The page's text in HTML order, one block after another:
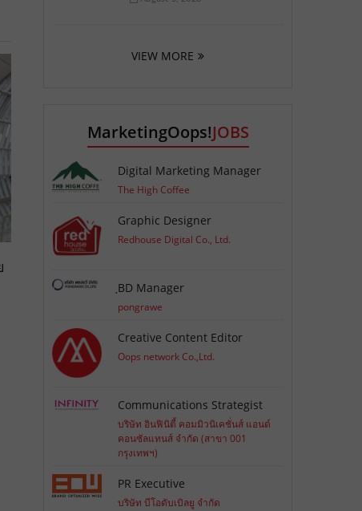
VIEW MORE
MarketingOops!JOBS
Digital Marketing Manager
The High Coffee
Graphic Designer
Redhouse Digital Co., Ltd.
ฺBD Manager
pongrawe
Creative Content Editor
Oops network Co.,Ltd.
Communications Strategist
บริษัท อินฟินิตี้ คอมมิวนิเคชั่นส์ แอนด์
คอนซัลแทนส์ จำกัด (สาขา 001
กรุงเทพฯ)
PR Executive
บริษัท บีโอดับเบิลยู จำกัด